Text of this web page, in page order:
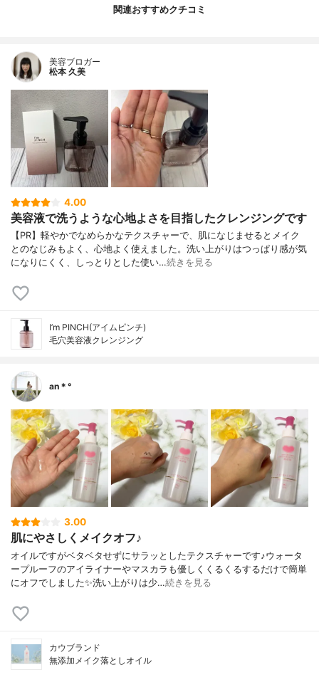
関連おすすめクチコミ
美容ブロガー
松本 久美
4.00
美容液で洗うような心地よさを目指したクレンジングです
【PR】軽やかでなめらかなテクスチャーで、肌になじませるとメイク
とのなじみもよく、心地よく使えました。洗い上がりはつっぱり感が気
になりにくく、しっとりとした使い…続きを見る
I’m PINCH(アイムピンチ)
毛穴美容液クレンジング
an＊°
3.00
肌にやさしくメイクオフ♪
オイルですがベタベタせずにサラッとしたテクスチャーです♪ウォータ
ープルーフのアイライナーやマスカラも優しくくるくるするだけで簡単
にオフでしました✨洗い上がりは少…続きを見る
カウブランド
無添加メイク落としオイル